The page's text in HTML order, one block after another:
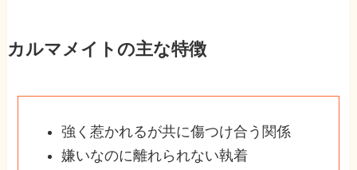
カルマメイトの主な特徴
強く惹かれるが共に傷つけ合う関係
嫌いなのに離れられない執着